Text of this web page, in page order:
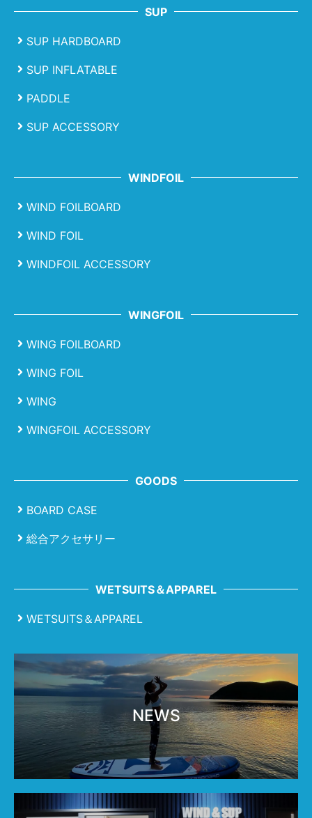
SUP
SUP HARDBOARD
SUP INFLATABLE
PADDLE
SUP ACCESSORY
WINDFOIL
WIND FOILBOARD
WIND FOIL
WINDFOIL ACCESSORY
WINGFOIL
WING FOILBOARD
WING FOIL
WING
WINGFOIL ACCESSORY
GOODS
BOARD CASE
総合アクセサリー
WETSUITS＆APPAREL
WETSUITS＆APPAREL
NEWS